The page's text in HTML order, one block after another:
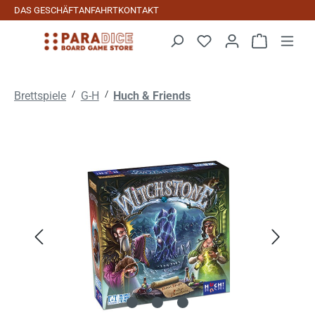
Zum Hauptinhalt springen
DAS GESCHÄFTANFAHRTKONTAKT
Brettspiele / G-H / Huch & Friends
Bildergalerie überspringen